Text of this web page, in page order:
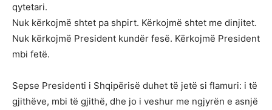
qytetari.
Nuk kërkojmë shtet pa shpirt. Kërkojmë shtet me dinjitet.
Nuk kërkojmë President kundër fesë. Kërkojmë President
mbi fetë.
Sepse Presidenti i Shqipërisë duhet të jetë si flamuri: i të
gjithëve, mbi të gjithë, dhe jo i veshur me ngjyrën e asnjë